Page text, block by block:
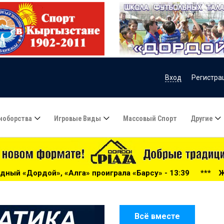
Вход
Игровые Виды Массовый Спорт Другие
«Барсу» - 13:39 ***Жогорку Лига-2026: «Дордой»
Всё вместе